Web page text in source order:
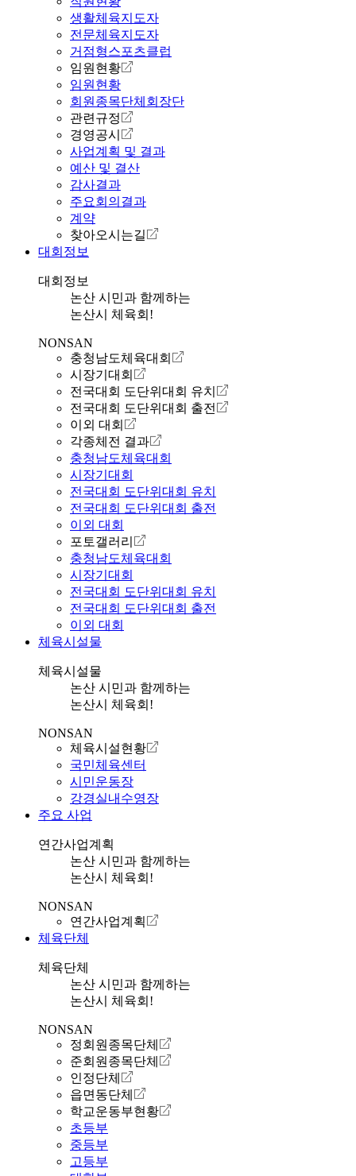
생활체육지도자
전문체육지도자
거점형스포츠클럽
임원현황
임원현황
회원종목단체회장단
관련규정
경영공시
사업계획 및 결과
예산 및 결산
감사결과
주요회의결과
계약
찾아오시는길
대회정보
대회정보
논산 시민과 함께하는
논산시 체육회!
NONSAN
충청남도체육대회
시장기대회
전국대회 도단위대회 유치
전국대회 도단위대회 출전
이외 대회
각종체전 결과
충청남도체육대회
시장기대회
전국대회 도단위대회 유치
전국대회 도단위대회 출전
이외 대회
포토갤러리
충청남도체육대회
시장기대회
전국대회 도단위대회 유치
전국대회 도단위대회 출전
이외 대회
체육시설물
체육시설물
논산 시민과 함께하는
논산시 체육회!
NONSAN
체육시설현황
국민체육센터
시민운동장
강경실내수영장
주요 사업
연간사업계획
논산 시민과 함께하는
논산시 체육회!
NONSAN
연간사업계획
체육단체
체육단체
논산 시민과 함께하는
논산시 체육회!
NONSAN
정회원종목단체
준회원종목단체
인정단체
읍면동단체
학교운동부현황
초등부
중등부
고등부